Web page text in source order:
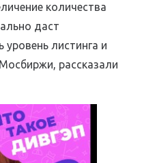
количества
даст
листинга и
рассказали